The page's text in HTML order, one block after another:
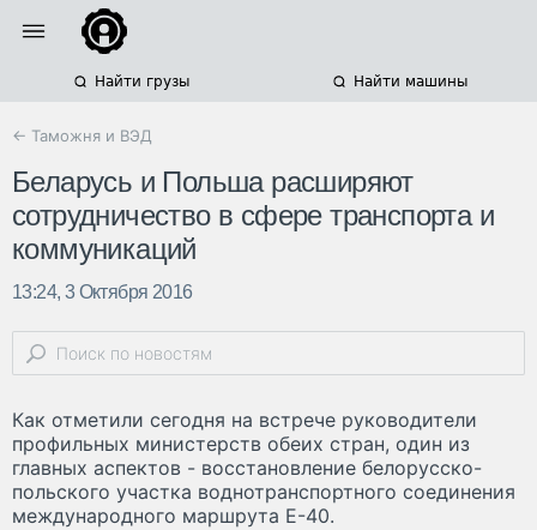
Найти грузы Найти машины
← Таможня и ВЭД
Беларусь и Польша расширяют
сотрудничество в сфере транспорта и
коммуникаций
13:24, 3 Октября 2016
Как отметили сегодня на встрече руководители
профильных министерств обеих стран, один из
главных аспектов - восстановление белорусско-
польского участка воднотранспортного соединения
международного маршрута Е-40.